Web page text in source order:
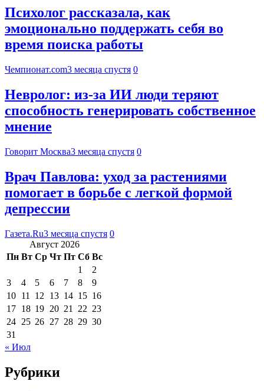
Психолог рассказала, как
эмоционально поддержать себя во
время поиска работы
Чемпионат.com3 месяца спустя 0
Невролог: из-за ИИ люди теряют
способность генерировать собственное
мнение
Говорит Москва3 месяца спустя 0
Врач Павлова: уход за растениями
помогает в борьбе с легкой формой
депрессии
Газета.Ru3 месяца спустя 0
Август 2026
Пн Вт Ср Чт Пт Сб Вс
1
2
3
4 5 6 7 8
9
10 11 12 13 14 15 16
17 18 19 20 21 22 23
24 25 26 27 28 29 30
31
« Июл
Рубрики